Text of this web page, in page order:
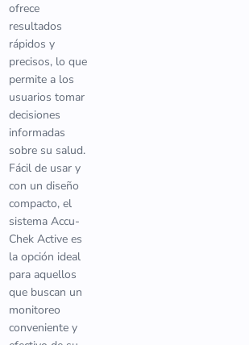
ofrece
resultados
rápidos y
precisos, lo que
permite a los
usuarios tomar
decisiones
informadas
sobre su salud.
Fácil de usar y
con un diseño
compacto, el
sistema Accu-
Chek Active es
la opción ideal
para aquellos
que buscan un
monitoreo
conveniente y